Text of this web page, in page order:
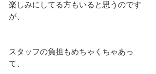
楽しみにしてる方もいると思うのです
が、
スタッフの負担もめちゃくちゃあっ
て、